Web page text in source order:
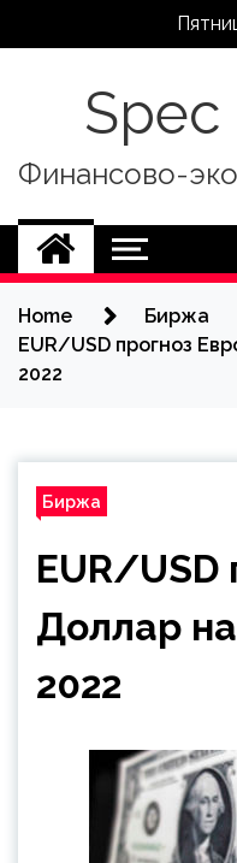
Spec
Финансово-
Home
Биржа
EUR/USD прогноз
2022
Биржа
EUR/USD
Доллар
2022